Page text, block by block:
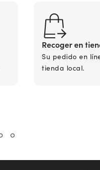
Recoger en
Su pedido en
tienda local.